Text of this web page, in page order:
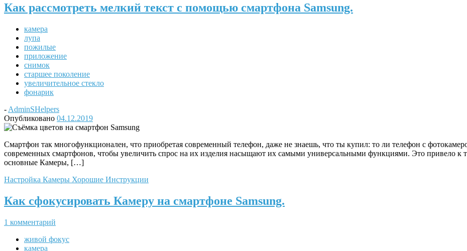
Как рассмотреть мелкий текст с помощью смартфона Samsung.
камера
лупа
пожилые
приложение
снимок
старшее поколение
увеличительное стекло
фонарик
- AdminSHelpers
Опубликовано 04.12.2019
Смартфон так многофункционален, что приобретая современный телефон, даже не знаешь, что ты купил: то ли телефон с
современных смартфонов, чтобы увеличить спрос на их изделия насыщают их самыми универсальными функциями. Это привело к
основные Камеры, […]
Настройка Камеры Хорошие Инструкции
Как сфокусировать Камеру на смартфоне Samsung.
1 комментарий
живой фокус
камера